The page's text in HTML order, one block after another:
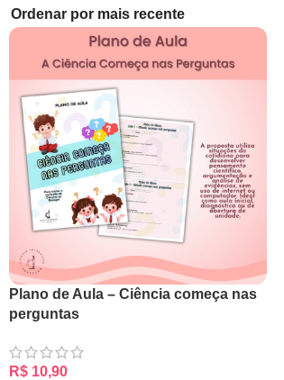
Plano de Aula – Ciência começa nas
perguntas
R$ 10,90